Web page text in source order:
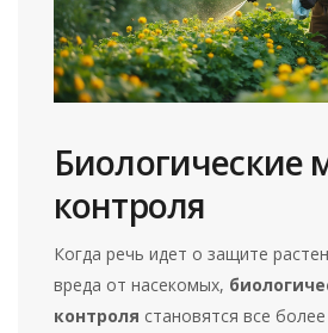
Биологические
контроля
Когда речь идет о защите
вреда от насекомых,
контроля становятся все